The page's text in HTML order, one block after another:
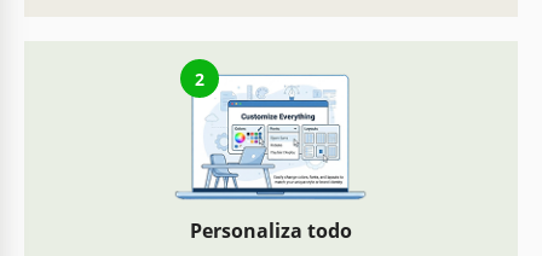
2
Personaliza todo